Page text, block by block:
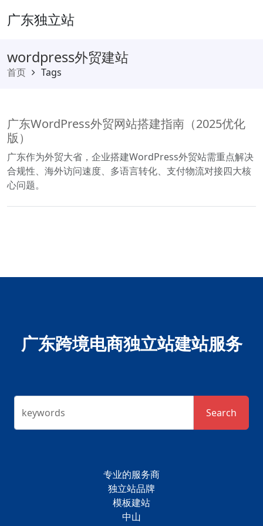
广东独立站
wordpress外贸建站
首页 Tags
广东WordPress外贸网站搭建指南（2025优化
版）
广东作为外贸大省，企业搭建WordPress外贸站需重点解决
合规性、海外访问速度、多语言转化、支付物流对接四大核
心问题。
广东跨境电商独立站建站服务
keywords Search
专业的服务商
独立站品牌
模板建站
中山